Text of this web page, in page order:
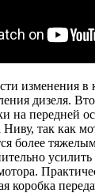
изменения в
дизеля.
на передней
так как
более
усилить
коробка